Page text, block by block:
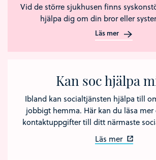
Vid de större sjukhusen finns
hjälpa dig om din bror eller
Läs mer
Kan soc hjälpa
Ibland kan socialtjänsten hjälpa till
jobbigt hemma. Här kan du läsa
kontaktuppgifter till ditt närmaste
Läs mer